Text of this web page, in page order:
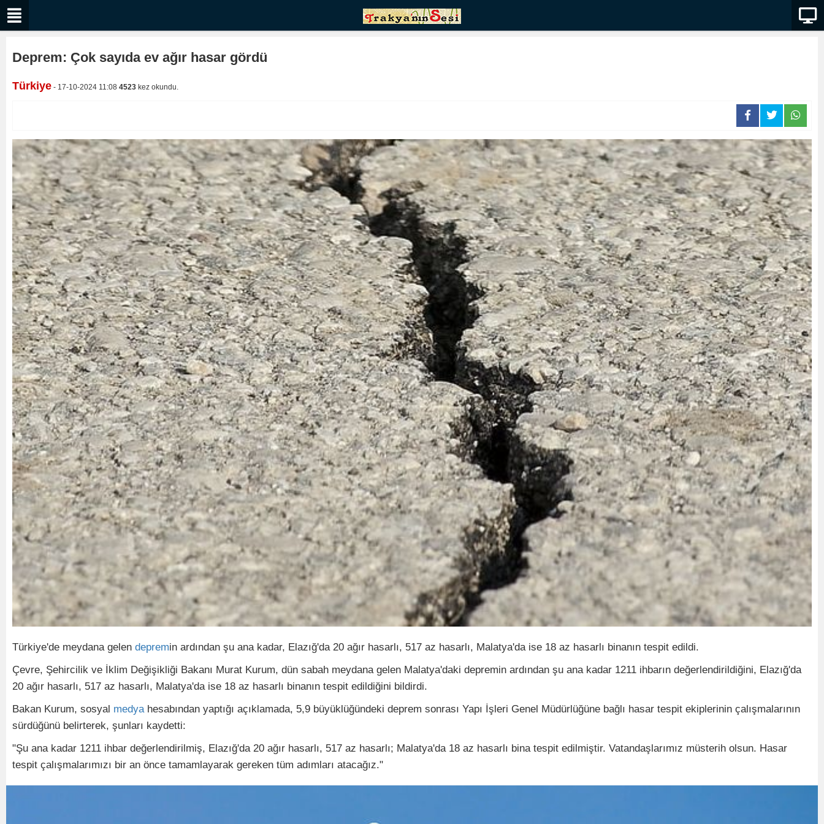
Deprem: Çok sayıda ev ağır hasar gördü
Türkiye - 17-10-2024 11:08 4523 kez okundu.
Türkiye'de meydana gelen depremin ardından şu ana kadar, Elazığ'da 20 ağır hasarlı, 517 az hasarlı, Malatya'da ise 18 az hasarlı binanın tespit edildi.
Çevre, Şehircilik ve İklim Değişikliği Bakanı Murat Kurum, dün sabah meydana gelen Malatya'daki depremin ardından şu ana kadar 1211 ihbarın değerlendirildiğini, Elazığ'da
20 ağır hasarlı, 517 az hasarlı, Malatya'da ise 18 az hasarlı binanın tespit edildiğini bildirdi.
Bakan Kurum, sosyal medyahesabından yaptığı açıklamada, 5,9 büyüklüğündeki deprem sonrası Yapı İşleri Genel Müdürlüğüne bağlı hasar tespit ekiplerinin çalışmalarının
sürdüğünü belirterek, şunları kaydetti:
"Şu ana kadar 1211 ihbar değerlendirilmiş, Elazığ'da 20 ağır hasarlı, 517 az hasarlı; Malatya'da 18 az hasarlı bina tespit edilmiştir. Vatandaşlarımız müsterih olsun. Hasar
tespit çalışmalarımızı bir an önce tamamlayarak gereken tüm adımları atacağız."